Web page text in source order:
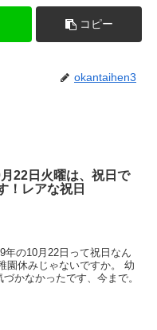
コピー
okantaihen3
22日火曜は、祝日で
！レアな祝日
年の10月22日って祝日なん
園休みじゃないですか。 幼
かなかったです、今まで。